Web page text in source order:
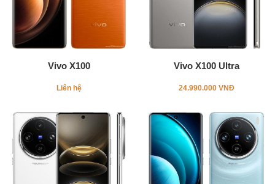
Vivo X100
Liên hệ
Vivo X100 Ultra
24.990.000 VNĐ